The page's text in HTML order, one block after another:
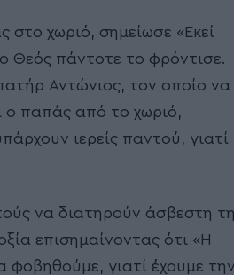
στο χωριό, σημείωσε «Εκεί
Θεός πάντοτε το φρόντισε.
Αντώνιος, τον οποίο να
ο παπάς από το χωριό,
ιερείς παντού, γιατί
να διατηρούν άσβεστη τη
επισημαίνοντας ότι «Η
φοβηθούμε, γιατί έχουμε την